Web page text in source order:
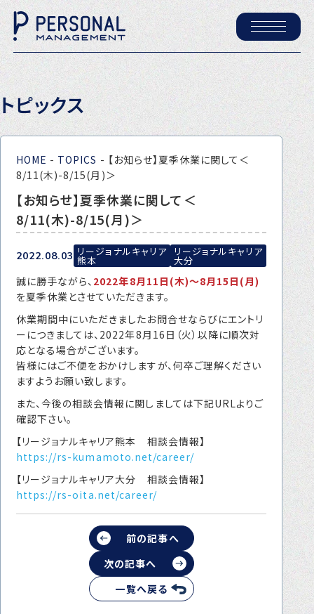
ホーム
パーソナル・マネジメントについて
会社概要
採用情報
トピックス
P-maneコラム
転職をお考えの方へ
転職エージェントサービス
転職相談会
転職者の声
キャリア採用をお考えの企業様へ
選ばれる４つの理由
４つの特長で解決
お問い合わせ
プライバシーポリシー
トピックス
HOME - TOPICS - 【お知らせ】夏季休業に関して＜
8/11(木)-8/15(月)＞
【お知らせ】夏季休業に関して＜
8/11(木)-8/15(月)＞
2022.08.03 リージョナルキャリア
熊本
リージョナルキャリア
大分
誠に勝手ながら、 2022年8月11日(木)～8月15日(月)
を夏季休業とさせていただきます。
休業期間中にいただきましたお問合せならびにエントリ
ーにつきましては、2022年8月16日（火）以降に順次対
応となる場合がございます。
皆様にはご不便をおかけしますが、何卒ご理解ください
ますようお願い致します。
また、今後の相談会情報に関しましては下記URLよりご
確認下さい。
【リージョナルキャリア熊本 相談会情報】
https://rs-kumamoto.net/career/
【リージョナルキャリア大分 相談会情報】
https://rs-oita.net/career/
前の記事へ
一覧へ戻る
次の記事へ